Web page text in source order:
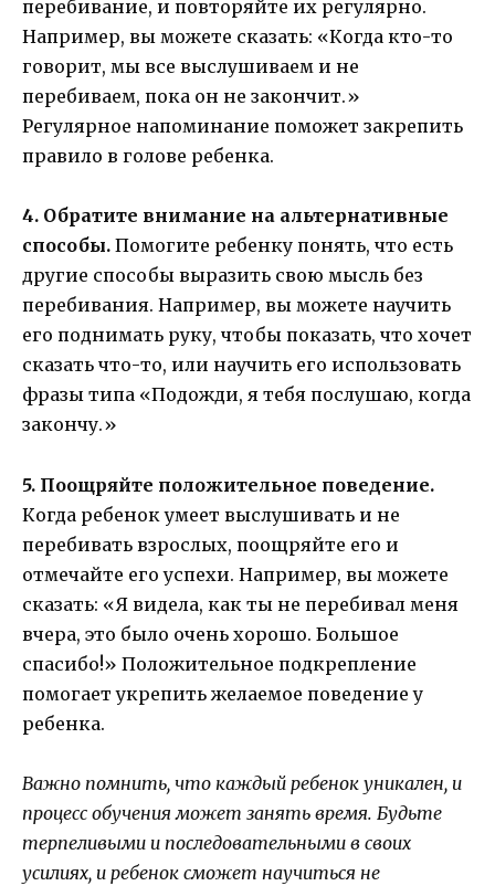
перебивание, и повторяйте их регулярно.
Например, вы можете сказать: «Когда кто-то
говорит, мы все выслушиваем и не
перебиваем, пока он не закончит.»
Регулярное напоминание поможет закрепить
правило в голове ребенка.
4. Обратите внимание на альтернативные
способы. Помогите ребенку понять, что есть
другие способы выразить свою мысль без
перебивания. Например, вы можете научить
его поднимать руку, чтобы показать, что хочет
сказать что-то, или научить его использовать
фразы типа «Подожди, я тебя послушаю, когда
закончу.»
5. Поощряйте положительное поведение.
Когда ребенок умеет выслушивать и не
перебивать взрослых, поощряйте его и
отмечайте его успехи. Например, вы можете
сказать: «Я видела, как ты не перебивал меня
вчера, это было очень хорошо. Большое
спасибо!» Положительное подкрепление
помогает укрепить желаемое поведение у
ребенка.
Важно помнить, что каждый ребенок уникален, и
процесс обучения может занять время. Будьте
терпеливыми и последовательными в своих
усилиях, и ребенок сможет научиться не